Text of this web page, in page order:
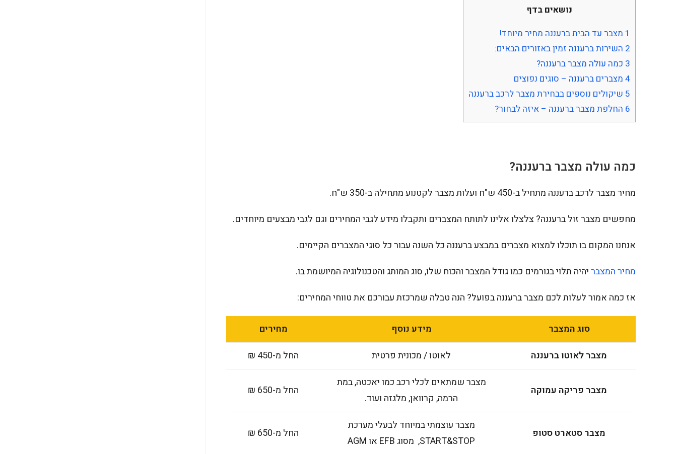
נושאים בדף
1 מצבר עד הבית ברעננה מחיר מיוחד!
2 השירות ברעננה זמין באזורים הבאים:
3 כמה עולה מצבר ברעננה?
4 מצברים ברעננה – סוגים נפוצים
5 שיקולים נוספים בבחירת מצבר לרכב ברעננה
6 החלפת מצבר ברעננה – איזה לבחור?
כמה עולה מצבר ברעננה?
מחיר מצבר לרכב ברעננה מתחיל ב-450 ש"ח ועלות מצבר לקטנוע מתחילה ב-350 ש"ח.
מחפשים מצבר זול ברעננה? צלצלו אלינו לתותח המצברים ותקבלו מידע לגבי המחירים וגם לגבי מבצעים מיוחדים.
אנחנו המקום בו תוכלו למצוא מצברים במבצע ברעננה כל השנה עבור כל סוגי המצברים הקיימים.
מחיר המצבריהיה תלוי בגורמים כמו גודל המצבר והכוח שלו, סוג המותג והטכנולוגיה המיושמת בו.
אז כמה אמור לעלות לכם מצבר ברעננה בפועל? הנה טבלה שמרכזת עבורכם את טווחי המחירים:
סוג המצבר מידע נוסף
מחירים
מצבר לאוטו ברעננה
לאוטו / מכונית פרטית החל מ-450 ₪
מצבר פריקה עמוקה
מצבר שמתאים לכלי רכב כמו יאכטה, במת
הרמה, קרוואן, מלגזה ועוד.
החל מ-650 ₪
מצבר סטארט סטופ
מצבר עוצמתי במיוחד לבעלי מערכת
START&STOP, מסוג EFB או AGM
החל מ-650 ₪